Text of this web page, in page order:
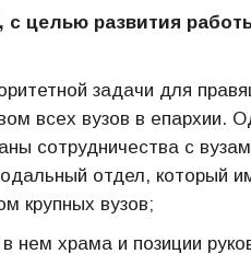
целью развития
задачи для
всех вузов в епархии.
сотрудничества с
отдел, который
крупных вузов;
храма и позиции